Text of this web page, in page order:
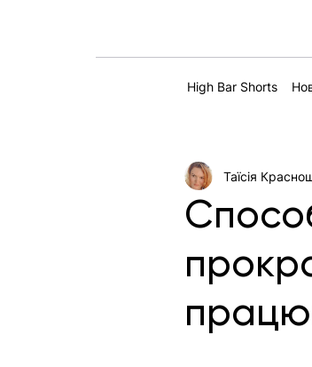
High Bar Shorts
Таїсія